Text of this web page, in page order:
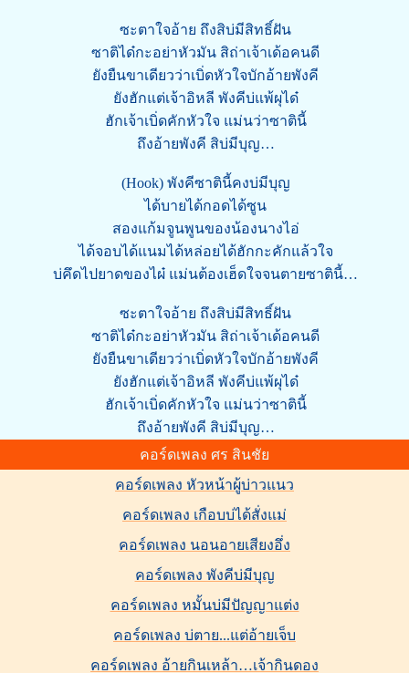
ซะตาใจอ้าย ถึงสิบ่มีสิทธิ์ฝัน
ซาติได๋กะอย่าหัวมัน สิถ่าเจ้าเด้อคนดี
ยังยืนขาเดียวว่าเบิ่ดหัวใจบักอ้ายพังคี
ยังฮักแต่เจ้าอิหลี พังคีบ่แพ้ผุได๋
ฮักเจ้าเบิ่ดคักหัวใจ แม่นว่าซาตินี้
ถึงอ้ายพังคี สิบ่มีบุญ…
(Hook) พังคีซาตินี้คงบ่มีบุญ
ได้บายได้กอดได้ซูน
สองแก้มจูนพูนของน้องนางไอ่
ได้จอบได้แนมได้หล่อยได้ฮักกะคักแล้วใจ
บ่คึดไปยาดของไผ๋ แม่นต้องเฮ็ดใจจนตายซาตินี้…
ซะตาใจอ้าย ถึงสิบ่มีสิทธิ์ฝัน
ซาติได๋กะอย่าหัวมัน สิถ่าเจ้าเด้อคนดี
ยังยืนขาเดียวว่าเบิ่ดหัวใจบักอ้ายพังคี
ยังฮักแต่เจ้าอิหลี พังคีบ่แพ้ผุได๋
ฮักเจ้าเบิ่ดคักหัวใจ แม่นว่าซาตินี้
ถึงอ้ายพังคี สิบ่มีบุญ…
คอร์ดเพลง ศร สินชัย
คอร์ดเพลง หัวหน้าผู้บ่าวแนว
คอร์ดเพลง เกือบบ่ได้สั่งแม่
คอร์ดเพลง นอนอายเสียงอึ่ง
คอร์ดเพลง พังคีบ่มีบุญ
คอร์ดเพลง หมั้นบ่มีปัญญาแต่ง
คอร์ดเพลง บ่ตาย...แต่อ้ายเจ็บ
คอร์ดเพลง อ้ายกินเหล้า…เจ้ากินดอง